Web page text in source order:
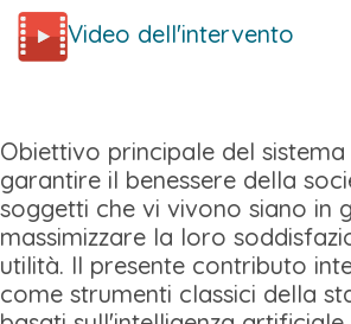
Video dell'intervento
Obiettivo principale del
garantire il benessere della
soggetti che vi vivono siano in
massimizzare la loro
utilità. Il presente contributo
come strumenti classici della